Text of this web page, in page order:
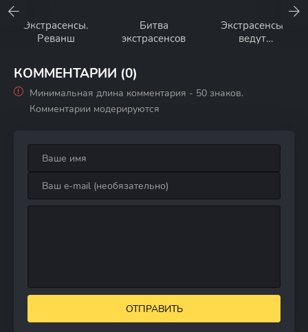
Экстрасенсы.
Реванш
Битва
экстрасенсов
Экстрасенсы
ведут
КОММЕНТАРИИ (0)
Минимальная длина комментария - 50 знаков.
Комментарии модерируются
ОТПРАВИТЬ